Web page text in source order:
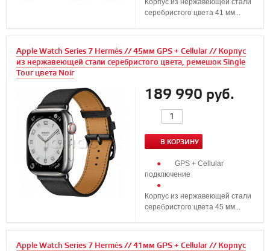
серебристого цвета 41 мм...
Apple Watch Series 7 Hermès // 45мм GPS + Cellular // Корпус
из нержавеющей стали серебристого цвета, ремешок Single
Tour цвета Noir
189 990 руб.
В КОРЗИНУ
GPS + Cellular
подключение
Корпус из нержавеющей стали
серебристого цвета 45 мм...
Apple Watch Series 7 Hermès // 41мм GPS + Cellular // Корпус